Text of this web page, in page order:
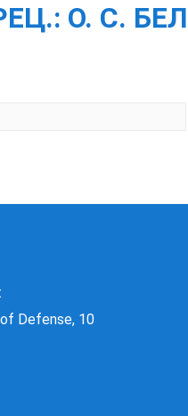
О. С.
Defense, 10